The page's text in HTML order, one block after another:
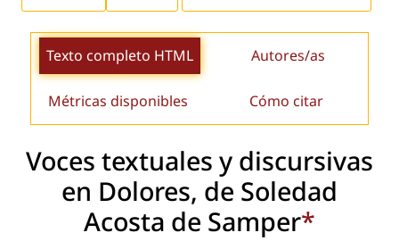
Texto completo HTML Autores/as
Métricas disponibles Cómo citar
Voces textuales y discursivas
en Dolores, de Soledad
Acosta de Samper*